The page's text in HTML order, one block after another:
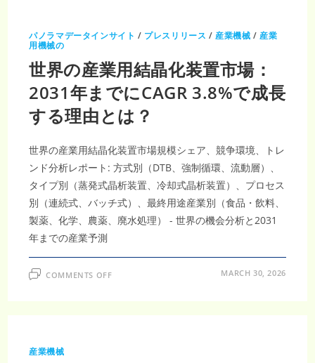
イ
プ
2031
年
ま
で
に
CAGR5.4%
で
収
20.8
億
米
ド
ル
に
パノラマデータインサイト / プレスリリース /産業機械 /産業
用機械の
世界の産業用結晶化装置市場：
2031年までにCAGR 3.8%で成長
する理由とは？
世界の産業用結晶化装置市場規模シェア、競争環境、トレ
ンド分析レポート: 方式別（DTB、強制循環、流動層）、
タイプ別（蒸発式晶析装置、冷却式晶析装置）、プロセス
別（連続式、バッチ式）、最終用途産業別（食品・飲料、
製薬、化学、農薬、廃水処理） - 世界の機会分析と2031
年までの産業予測
COMMENTS OFFON MARCH 30, 2026
産業機械